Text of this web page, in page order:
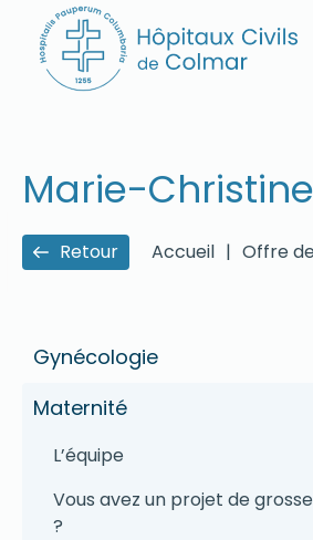
Marie-Christine
Retour Accueil | Offre
Gynécologie
Maternité
L’équipe
Vous avez un projet de
?